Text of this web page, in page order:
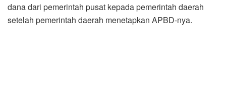
dana dari pemerintah pusat kepada pemerintah daerah
setelah pemerintah daerah menetapkan APBD-nya.